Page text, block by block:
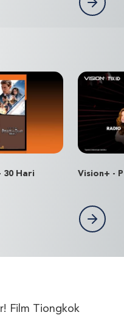
30 Hari Vision+ -
Film Tiongkok